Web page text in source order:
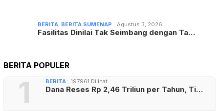
BERITA BERITA SUMENAP Agustus 3, 2026
Fasilitas Dinilai Tak Seimbang dengan Ta…
BERITA POPULER
1 BERITA 197961 Dilihat
Dana Reses Rp 2,46 Triliun per Tahun, Ti…